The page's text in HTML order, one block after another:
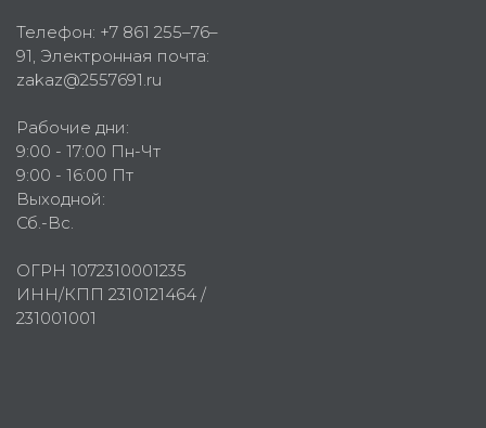
Телефон: +7 861 255–76–
91, Электронная почта:
zakaz@2557691.ru
Рабочие дни:
9:00 - 17:00 Пн-Чт
9:00 - 16:00 Пт
Выходной:
Сб.-Вс.
ОГРН 1072310001235
ИНН/КПП 2310121464 /
231001001